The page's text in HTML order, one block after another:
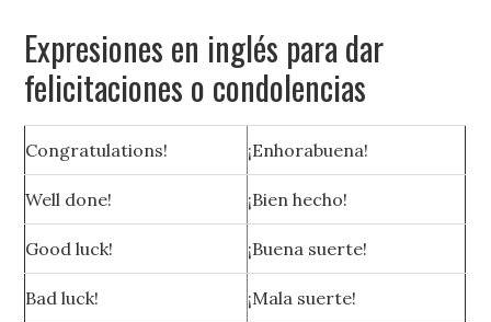
Expresiones en inglés para dar
felicitaciones o condolencias
Congratulations! ¡Enhorabuena!
Well done! ¡Bien hecho!
Good luck! ¡Buena suerte!
Bad luck! ¡Mala suerte!